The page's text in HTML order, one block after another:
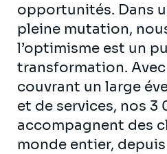
opportunités. Dans
pleine mutation,
l’optimisme est un
transformation.
couvrant un large
et de services, nos
accompagnent des
monde entier,